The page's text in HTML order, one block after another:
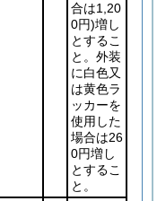
合は1,20
0円)増し
とするこ
と。外装
に白色又
は黄色ラ
ッカーを
使用した
場合は26
0円増し
とするこ
と。